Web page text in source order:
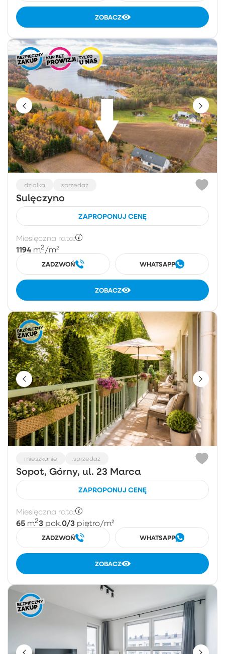
ZOBACZ
działka sprzedaż
Sulęczyno
ZAPROPONUJ CENĘ
Miesięczna rata:
1194 m2/m²
ZADZWOŃ WHATSAPP
ZOBACZ
mieszkanie sprzedaż
Sopot, Górny, ul. 23 Marca
ZAPROPONUJ CENĘ
Miesięczna rata:
65 m23 pok.0/3 piętro/m²
ZADZWOŃ WHATSAPP
ZOBACZ